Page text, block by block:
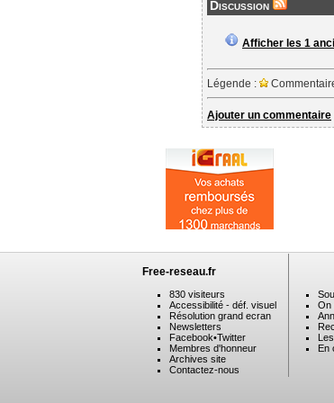
Discussion
Afficher les 1
Légende :
Ajouter un commentaire
Free-reseau.fr
830 visiteurs
Accessibilité - déf. visuel
Résolution grand ecran
Newsletters
Facebook•Twitter
Membres d'honneur
Archives site
Contactez-nous
On
En